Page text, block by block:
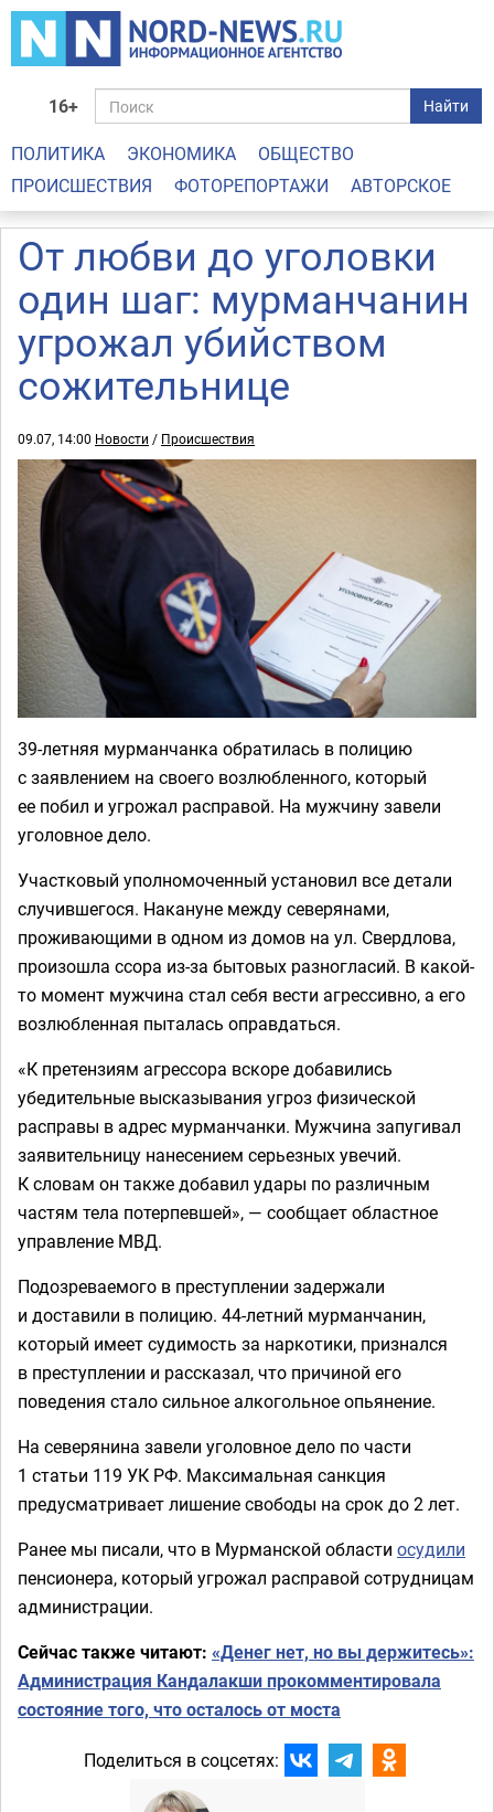
16+ Найти
ПОЛИТИКА ЭКОНОМИКА
ОБЩЕСТВО
ПРОИСШЕСТВИЯ
ФОТОРЕПОРТАЖИ АВТОРСКОЕ
От любви до уголовки
один шаг: мурманчанин
угрожал убийством
сожительнице
09.07, 14:00 Новости / Происшествия
39-летняя мурманчанка обратилась в полицию
с заявлением на своего возлюбленного, который
ее побил и угрожал расправой. На мужчину завели
уголовное дело.
Участковый уполномоченный установил все детали
случившегося. Накануне между северянами,
проживающими в одном из домов на ул. Свердлова,
произошла ссора из-за бытовых разногласий. В какой-
то момент мужчина стал себя вести агрессивно, а его
возлюбленная пыталась оправдаться.
«К претензиям агрессора вскоре добавились
убедительные высказывания угроз физической
расправы в адрес мурманчанки. Мужчина запугивал
заявительницу нанесением серьезных увечий.
К словам он также добавил удары по различным
частям тела потерпевшей», — сообщает областное
управление МВД.
Подозреваемого в преступлении задержали
и доставили в полицию. 44-летний мурманчанин,
который имеет судимость за наркотики, признался
в преступлении и рассказал, что причиной его
поведения стало сильное алкогольное опьянение.
На северянина завели уголовное дело по части
1 статьи 119 УК РФ. Максимальная санкция
предусматривает лишение свободы на срок до 2 лет.
Ранее мы писали, что в Мурманской области осудили
пенсионера, который угрожал расправой сотрудницам
администрации.
Сейчас также читают: «Денег нет, но вы держитесь»:
Администрация Кандалакши прокомментировала
состояние того, что осталось от моста
Поделиться в соцсетях: